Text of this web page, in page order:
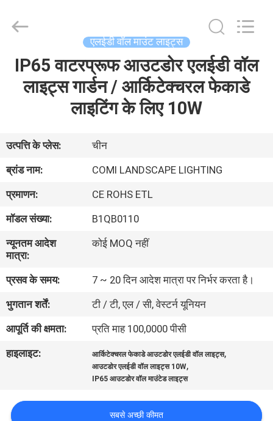
घर
हमारे
बारे
में
कारखाना
भ्रमण
गुणवत्ता
नियंत्रण
संपर्क
समाचार
LIGHTING
LIMITED.
Reserved.
एलईडी वॉल माउंट लाइट्स
IP65 वाटरप्रूफ आउटडोर एलईडी वॉल
लाइट्स गार्डन / आर्किटेक्चरल फेकाडे
लाइटिंग के लिए 10W
उत्पत्ति के प्लेस:
चीन
ब्रांड नाम:
COMI LANDSCAPE LIGHTING
प्रमाणन:
CE ROHS ETL
मॉडल संख्या:
B1QB0110
न्यूनतम आदेश
मात्रा:
कोई MOQ नहीं
प्रसव के समय:
7 ~ 20 दिन आदेश मात्रा पर निर्भर करता है।
भुगतान शर्तें:
टी / टी, एल / सी, वेस्टर्न यूनियन
आपूर्ति की क्षमता:
प्रति माह 100,0000 पीसी
हाइलाइट:
आर्किटेक्चरल फेकाडे आउटडोर एलईडी वॉल लाइट्स,
आउटडोर एलईडी वॉल लाइट्स 10W,
IP65 आउटडोर वॉल माउंटेड लाइट्स
सबसे अच्छी कीमत